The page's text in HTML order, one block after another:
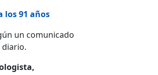
los 91 años
un comunicado
diario.